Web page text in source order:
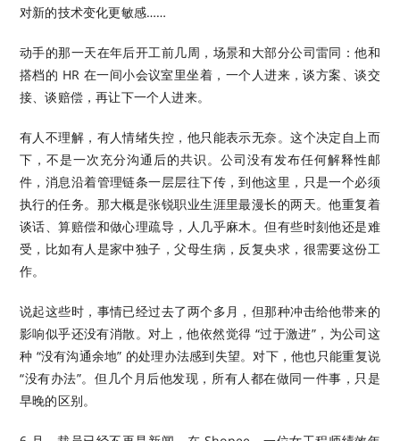
对新的技术变化更敏感……
动手的那一天在年后开工前几周，场景和大部分公司雷同：他和
搭档的 HR 在一间小会议室里坐着，一个人进来，谈方案、谈交
接、谈赔偿，再让下一个人进来。
有人不理解，有人情绪失控，他只能表示无奈。这个决定自上而
下，不是一次充分沟通后的共识。公司没有发布任何解释性邮
件，消息沿着管理链条一层层往下传，到他这里，只是一个必须
执行的任务。那大概是张锐职业生涯里最漫长的两天。他重复着
谈话、算赔偿和做心理疏导，人几乎麻木。但有些时刻他还是难
受，比如有人是家中独子，父母生病，反复央求，很需要这份工
作。
说起这些时，事情已经过去了两个多月，但那种冲击给他带来的
影响似乎还没有消散。对上，他依然觉得 “过于激进”，为公司这
种 “没有沟通余地” 的处理办法感到失望。对下，他也只能重复说
“没有办法”。但几个月后他发现，所有人都在做同一件事，只是
早晚的区别。